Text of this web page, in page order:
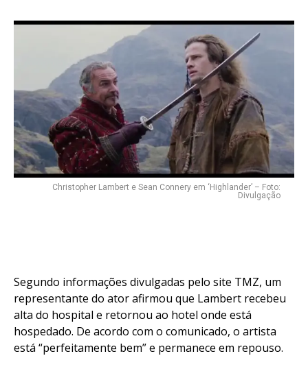
Christopher Lambert e Sean Connery em ‘Highlander’ – Foto:
Divulgação
Segundo informações divulgadas pelo site TMZ, um
representante do ator afirmou que Lambert recebeu
alta do hospital e retornou ao hotel onde está
hospedado. De acordo com o comunicado, o artista
está “perfeitamente bem” e permanece em repouso.